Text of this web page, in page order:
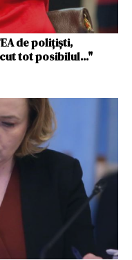
de poliţişti,
tot posibilul..."